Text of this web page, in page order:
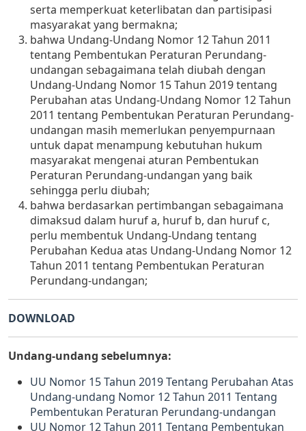
serta memperkuat keterlibatan dan partisipasi
masyarakat yang bermakna;
bahwa Undang-Undang Nomor 12 Tahun 2011
tentang Pembentukan Peraturan Perundang-
undangan sebagaimana telah diubah dengan
Undang-Undang Nomor 15 Tahun 2019 tentang
Perubahan atas Undang-Undang Nomor 12 Tahun
2011 tentang Pembentukan Peraturan Perundang-
undangan masih memerlukan penyempurnaan
untuk dapat menampung kebutuhan hukum
masyarakat mengenai aturan Pembentukan
Peraturan Perundang-undangan yang baik
sehingga perlu diubah;
bahwa berdasarkan pertimbangan sebagaimana
dimaksud dalam huruf a, huruf b, dan huruf c,
perlu membentuk Undang-Undang tentang
Perubahan Kedua atas Undang-Undang Nomor 12
Tahun 2011 tentang Pembentukan Peraturan
Perundang-undangan;
DOWNLOAD
Undang-undang sebelumnya:
UU Nomor 15 Tahun 2019 Tentang Perubahan Atas
Undang-undang Nomor 12 Tahun 2011 Tentang
Pembentukan Peraturan Perundang-undangan
UU Nomor 12 Tahun 2011 Tentang Pembentukan